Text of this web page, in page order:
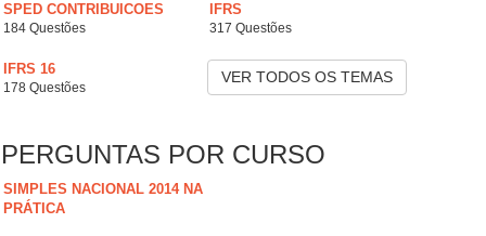
SPED CONTRIBUICOES
184 Questões
IFRS
317 Questões
IFRS 16
178 Questões
VER TODOS OS TEMAS
PERGUNTAS POR CURSO
SIMPLES NACIONAL 2014 NA
PRÁTICA